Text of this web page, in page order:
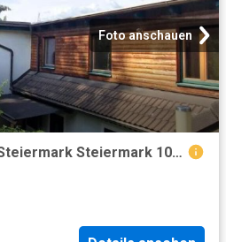
Foto anschauen
4 Schlafzimmer Haus Steiermark Steiermark 104005326